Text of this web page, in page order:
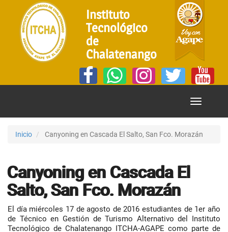
Instituto
Tecnológico
de
Chalatenango
Mostrar
Inicio Canyoning en Cascada El Salto, San Fco. Morazán
Canyoning en Cascada El
Salto, San Fco. Morazán
El día miércoles 17 de agosto de 2016 estudiantes de 1er año
de Técnico en Gestión de Turismo Alternativo del Instituto
Tecnológico de Chalatenango ITCHA-AGAPE como parte de